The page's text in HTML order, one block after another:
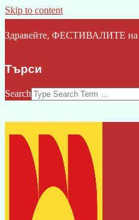
Skip to content
Здравейте, ФЕСТИВАЛИТЕ на
Търси
Search